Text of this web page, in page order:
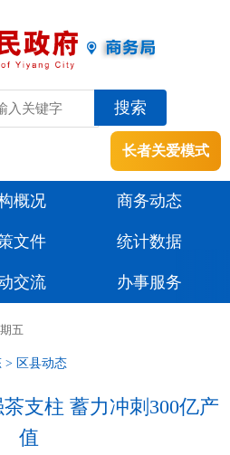
长者关爱模式
概况 商务动态
文件 统计数据
交流 办事服务
五
> 区县动态
支柱 蓄力冲刺300亿产
值